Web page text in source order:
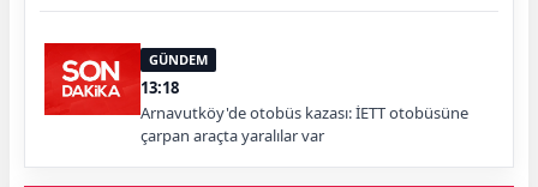
GÜNDEM
13:18
Arnavutköy'de otobüs kazası: İETT otobüsüne
çarpan araçta yaralılar var